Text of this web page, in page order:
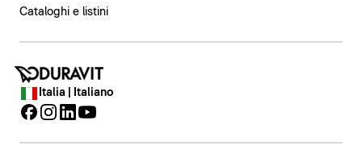
Cataloghi e listini
Italia | Italiano